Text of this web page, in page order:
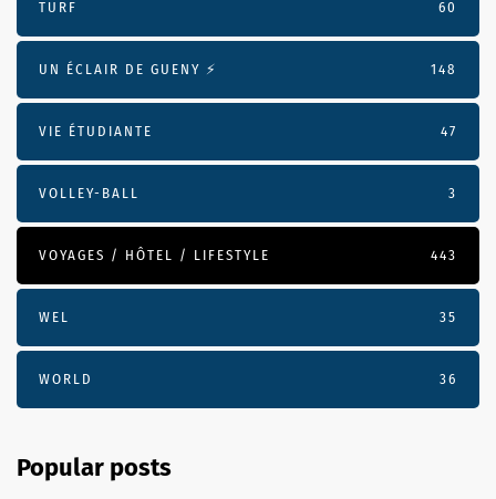
TURF 60
UN ÉCLAIR DE GUENY ⚡️ 148
VIE ÉTUDIANTE 47
VOLLEY-BALL 3
VOYAGES / HÔTEL / LIFESTYLE 443
WEL 35
WORLD 36
Popular posts